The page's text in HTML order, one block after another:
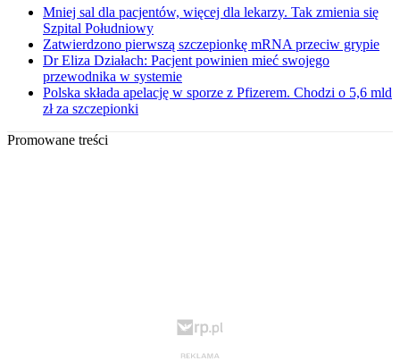
Mniej sal dla pacjentów, więcej dla lekarzy. Tak zmienia się
Szpital Południowy
Zatwierdzono pierwszą szczepionkę mRNA przeciw grypie
Dr Eliza Działach: Pacjent powinien mieć swojego
przewodnika w systemie
Polska składa apelację w sporze z Pfizerem. Chodzi o 5,6 mld
zł za szczepionki
Promowane treści